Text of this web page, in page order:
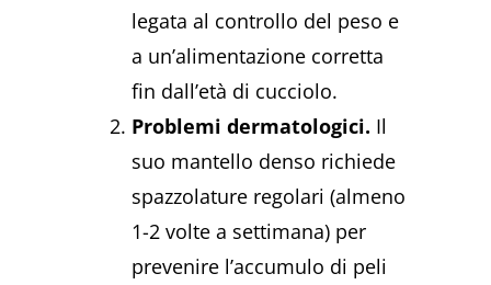
legata al controllo del peso e
a un’alimentazione corretta
fin dall’età di cucciolo.
Problemi dermatologici. Il
suo mantello denso richiede
spazzolature regolari (almeno
1-2 volte a settimana) per
prevenire l’accumulo di peli